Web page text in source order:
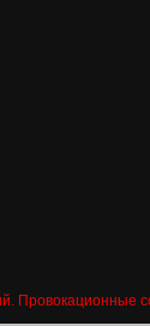
Провокационные